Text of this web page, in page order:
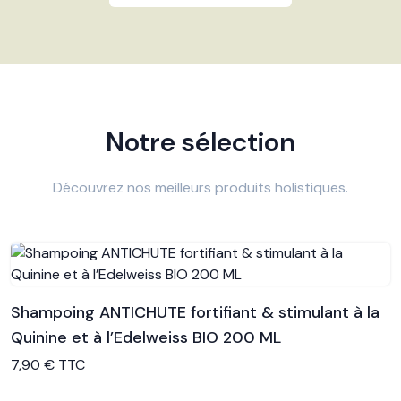
Notre sélection
Découvrez nos meilleurs produits holistiques.
Voir le produit
Shampoing ANTICHUTE fortifiant & stimulant à la
Quinine et à l’Edelweiss BIO 200 ML
7,90 € TTC